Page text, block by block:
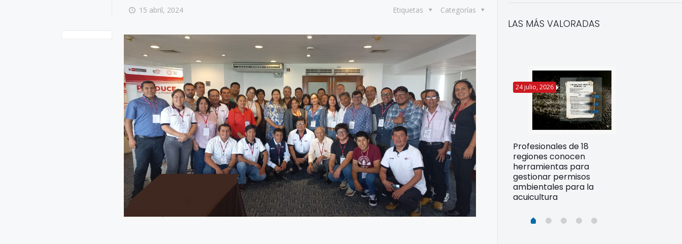
15 abril, 2024 Categorías
Etiquetas
LAS MÁS VALORADAS
8 julio, 2026
Más de 30 expertos
generan acuerdos para
lograr acuicultura
sostenible y resiliente en
Perú
24 julio, 2026
Profesionales de 18
regiones conocen
herramientas para
gestionar permisos
ambientales para la
acuicultura